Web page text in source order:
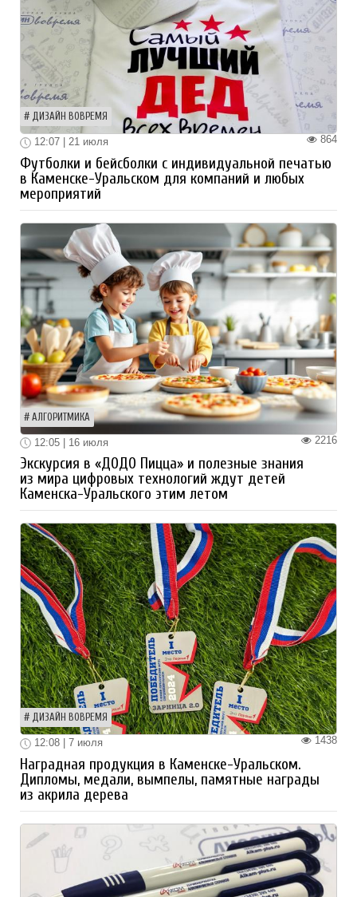
ДИЗАЙН ВОВРЕМЯ
864
12:07 | 21 июля
Футболки и бейсболки с индивидуальной печатью
в Каменске-Уральском для компаний и любых
мероприятий
АЛГОРИТМИКА
2216
12:05 | 16 июля
Экскурсия в «ДОДО Пицца» и полезные знания
из мира цифровых технологий ждут детей
Каменска-Уральского этим летом
ДИЗАЙН ВОВРЕМЯ
1438
12:08 | 7 июля
Наградная продукция в Каменске-Уральском.
Дипломы, медали, вымпелы, памятные награды
из акрила дерева